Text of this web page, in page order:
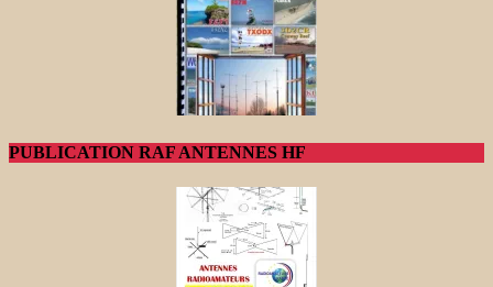
PUBLICATION RAF ANTENNES HF